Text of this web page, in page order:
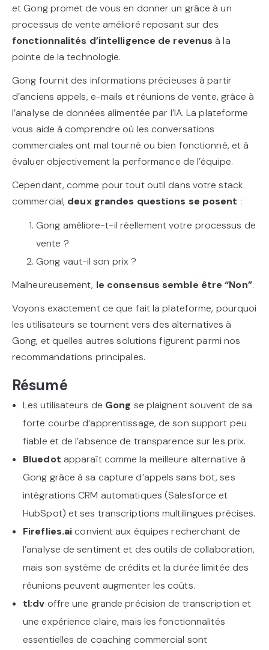
et Gong promet de vous en donner un grâce à un
processus de vente amélioré reposant sur des
fonctionnalités d’intelligence de revenus à la
pointe de la technologie.
Gong fournit des informations précieuses à partir
d’anciens appels, e-mails et réunions de vente, grâce à
l’analyse de données alimentée par l’IA. La plateforme
vous aide à comprendre où les conversations
commerciales ont mal tourné ou bien fonctionné, et à
évaluer objectivement la performance de l’équipe.
Cependant, comme pour tout outil dans votre stack
commercial, deux grandes questions se posent :
Gong améliore-t-il réellement votre processus de
vente ?
Gong vaut-il son prix ?
Malheureusement, le consensus semble être “Non”.
Voyons exactement ce que fait la plateforme, pourquoi
les utilisateurs se tournent vers des alternatives à
Gong, et quelles autres solutions figurent parmi nos
recommandations principales.
Résumé
Les utilisateurs de Gong se plaignent souvent de sa
forte courbe d’apprentissage, de son support peu
fiable et de l’absence de transparence sur les prix.
Bluedot apparaît comme la meilleure alternative à
Gong grâce à sa capture d’appels sans bot, ses
intégrations CRM automatiques (Salesforce et
HubSpot) et ses transcriptions multilingues précises.
Fireflies.ai convient aux équipes recherchant de
l’analyse de sentiment et des outils de collaboration,
mais son système de crédits et la durée limitée des
réunions peuvent augmenter les coûts.
tl;dv offre une grande précision de transcription et
une expérience claire, mais les fonctionnalités
essentielles de coaching commercial sont